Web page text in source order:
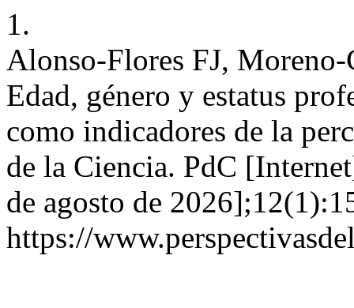
1.
Alonso-Flores FJ,
Edad, género y estatus
como indicadores de la
de la Ciencia. PdC
de agosto de
https://